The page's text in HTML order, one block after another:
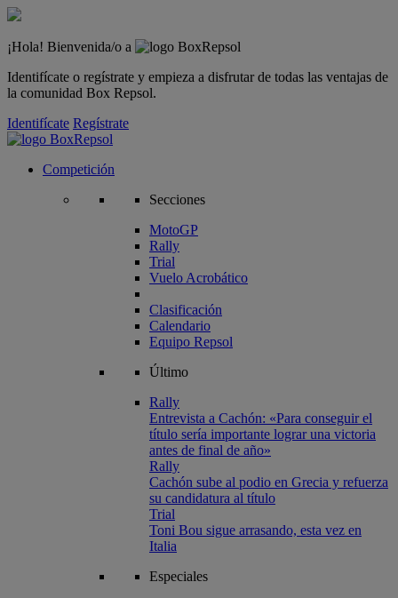
¡Hola! Bienvenida/o a
Identifícate o regístrate y empieza a disfrutar de todas las ventajas de
la comunidad Box Repsol.
Identifícate Regístrate
Competición
Secciones
MotoGP
Rally
Trial
Vuelo Acrobático
Clasificación
Calendario
Equipo Repsol
Último
Rally
Entrevista a Cachón: «Para conseguir el
título sería importante lograr una victoria
antes de final de año»
Rally
Cachón sube al podio en Grecia y refuerza
su candidatura al título
Trial
Toni Bou sigue arrasando, esta vez en
Italia
Especiales